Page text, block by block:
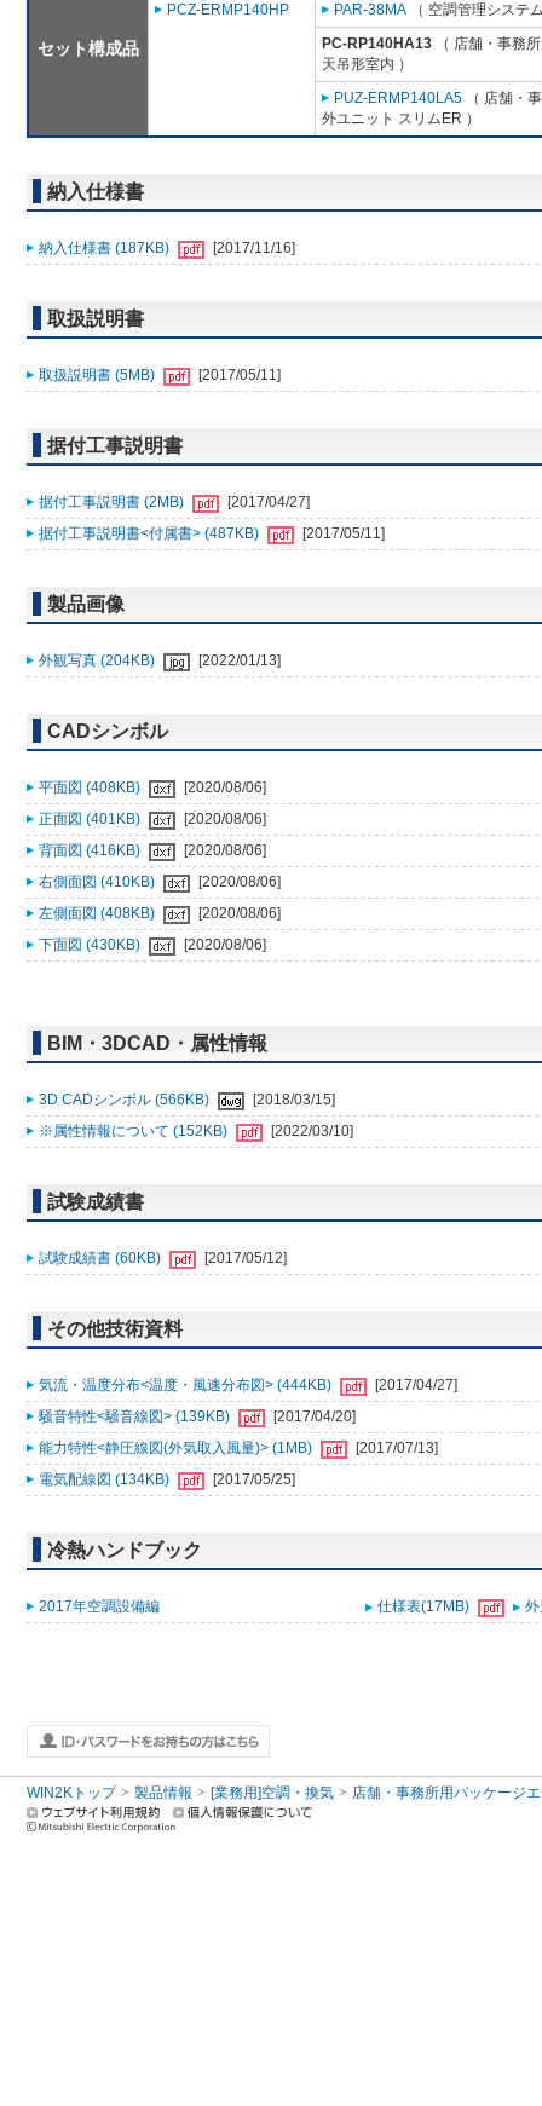
セット構成品
PCZ-ERMP140HP
PAR-38MA （ 空調管理システ
PC-RP140HA13 （ 店舗・事務
天吊形室内 ）
PUZ-ERMP140LA5 （ 店舗・
外ユニット スリムER ）
納入仕様書
納入仕様書 (187KB) [2017/11/16]
取扱説明書
取扱説明書 (5MB) [2017/05/11]
据付工事説明書
据付工事説明書 (2MB)
[2017/04/27]
据付工事説明書<付属書> (487KB)
[2017/05/11]
製品画像
外観写真 (204KB) [2022/01/13]
CADシンボル
平面図 (408KB)
[2020/08/06]
正面図 (401KB)
[2020/08/06]
背面図 (416KB)
[2020/08/06]
右側面図 (410KB)
[2020/08/06]
左側面図 (408KB)
[2020/08/06]
下面図 (430KB)
[2020/08/06]
BIM・3DCAD・属性情報
3D CADシンボル (566KB)
[2018/03/15]
※属性情報について (152KB)
[2022/03/10]
試験成績書
試験成績書 (60KB) [2017/05/12]
その他技術資料
気流・温度分布<温度・風速分布図> (444KB)
[2017/04/27]
騒音特性<騒音線図> (139KB)
[2017/04/20]
能力特性<静圧線図(外気取入風量)> (1MB)
[2017/07/13]
電気配線図 (134KB)
[2017/05/25]
冷熱ハンドブック
2017年空調設備編 仕様表(17MB)
WIN2Kトップ 製品情報 [業務用]空調・換気 店舗・事務所用パッケージ